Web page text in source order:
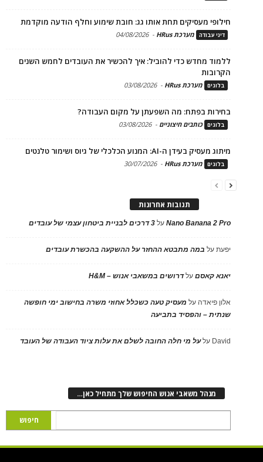
חילופי מעסיקים תחת אותו גג: חובת שימוע וחלף הודעה מוקדמת
דיני עבודה מערכת HRus -
04/08/2026
ללמוד מחדש כדי להוביל: איך להכשיר את העובדים לחמש השנים
הקרובות
בלוגים מערכת HRus -
03/08/2026
בחירות בפתח: מה השפעתן על מקום העבודה?
בלוגים כותבים חיצוניים -
03/08/2026
מיתוג מעסיק בעידן ה-AI: המנוע הכלכלי של גיוס ושימור טלנטים
בלוגים מערכת HRus -
30/07/2026
תגובות אחרונות
Nano Banana 2 Proעל 3 דרכים לבניית ביטחון עצמי של עובדים
יפעתעל במה מתבטא ההחזר על ההשקעה בהכשרת עובדים
יאנא קאסםעלדרושים במשאבי אנוש – H&M
אלון פיאדה על מעסיק טעה כשכלל אחוזי משרה בחישוב ימי חופשה
שנתית – והפסיד בתביעה
David עלעל מי חלה החובה לשלם את עלות ציוד העבודה של העובד
מנהל משאבי אנוש החיפוש שלך מתחיל כאן…